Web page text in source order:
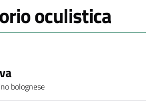
oculistica
bolognese